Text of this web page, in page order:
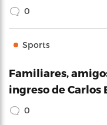
0
Sports
Familiares,
ingreso de Carlos
0